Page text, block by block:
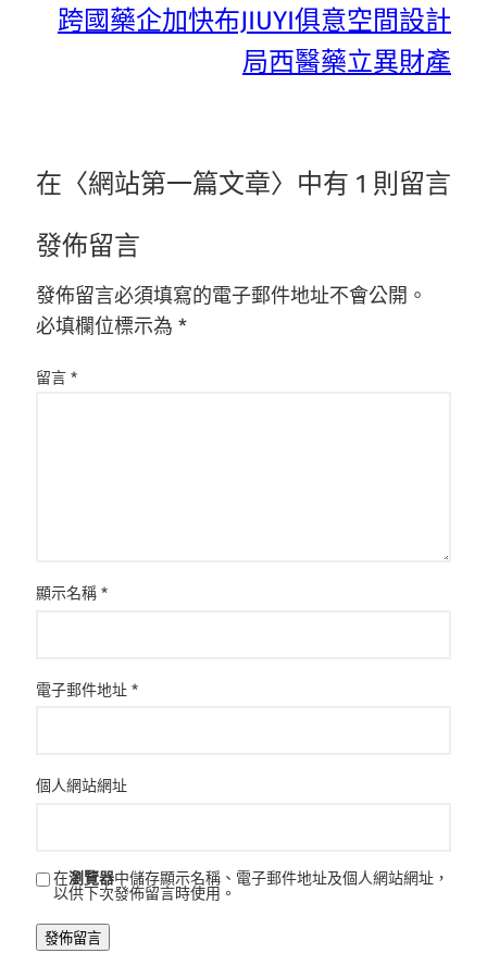
跨國藥企加快布JIUYI俱意空間設計
局西醫藥立異財產
在〈網站第一篇文章〉中有 1 則留言
發佈留言
發佈留言必須填寫的電子郵件地址不會公開。
必填欄位標示為 *
留言 *
顯示名稱 *
電子郵件地址 *
個人網站網址
在瀏覽器中儲存顯示名稱、電子郵件地址及個人網站網址，
以供下次發佈留言時使用。